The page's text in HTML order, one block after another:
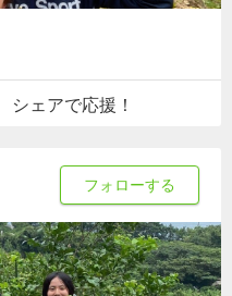
シェアで応援！
フォローする